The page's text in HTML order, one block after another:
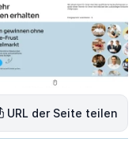
URL der Seite teilen